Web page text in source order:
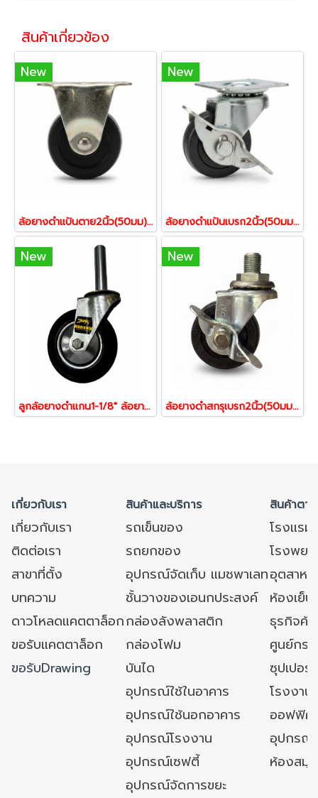
สินค้าเกี่ยวข้อง
New
ล้อยางดำแป้นตาย2นิ้ว(50มม)วิ่งทางตรง ตรา SKK-SR-50R(1ชุด4ลูก)
New
ล้อยางดำแป้นเบรก2นิ้ว(50มม)หมุนได้360องศา ตรา SKK-SGW-50RS(1ชุด4ลูก)
New
ลูกล้อยางดำแกน1-1/8" ล้อยาง ลูกล้อรถเข็นของ รับน้ำหนัก 60-270 โล(1ลูก)ล้อยางดำสกรูหมุน รุ่น Industry ยี่ห้อ Tiger
New
ล้อยางดำสกรุเบรก2นิ้ว(50มม)สกรูเบรก1/2" หมุนได้ 360 องศา ตราSKK-STW-50RS (1ชุด4ลูก)
เกี่ยวกับเรา สินค้าและบริการ สินค้าตา
เกี่ยวกับเรา รถเข็นของ
โรงแร
ติดต่อเรา
รถยกของ
โรงพย
สาขาที่ตั้ง
อุปกรณ์จัดเก็บ แมชพาเลทอุตสาหก
บทความ
ชั้นวางของเอนกประสงค์
ห้องเย็
ดาวโหลดแคตตาล็อกกล่องลังพลาสติก
ธุรกิจค้
ขอรับแคตตาล็อก
กล่องโฟม
ศูนย์กร
ขอรับDrawing
บันได
ซุปเปอ
อุปกรณ์ใช้ในอาคาร
โรงงา
อุปกรณ์ใช้นอกอาคาร
ออฟฟิศ/
อุปกรณ์โรงงาน
อุปกรณ์
อุปกรณ์เซฟตี้
ห้องสมุ
อุปกรณ์จัดการขยะ